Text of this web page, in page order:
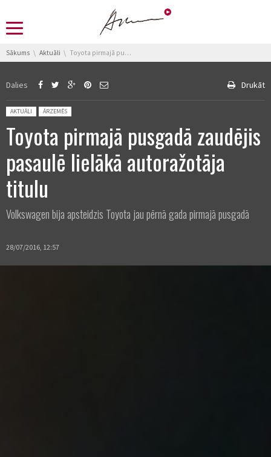
You are here:
Sākums Aktuāli Toyota pirmajā pusgadā zaudējis pasaulē lielākā autoražotāja titulu
Dalies Drukāt
Posted in:
AKTUĀLI ĀRZEMĒS
Toyota pirmajā pusgadā zaudējis
pasaulē lielākā autoražotāja
titulu
Volkswagen bija apsteidzis Toyota jau pērnā gada pirmajā pusgadā
28/07/2016, 12:57